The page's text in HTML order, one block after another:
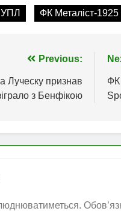
УПЛ ФК Металіст-1925
Previous:
Луческу признав
з Бенфікою
ФК